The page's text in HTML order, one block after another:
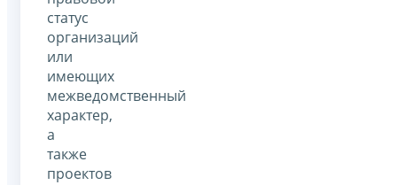
статус
организаций
или
имеющих
межведомственный
характер,
а
также
проектов